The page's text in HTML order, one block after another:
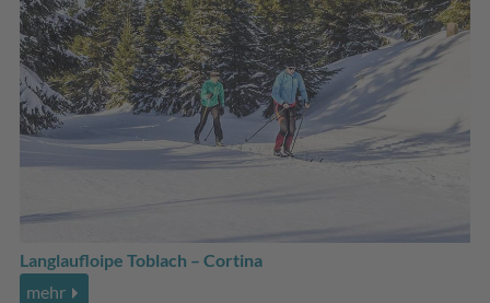
Langlaufloipe Toblach – Cortina
mehr